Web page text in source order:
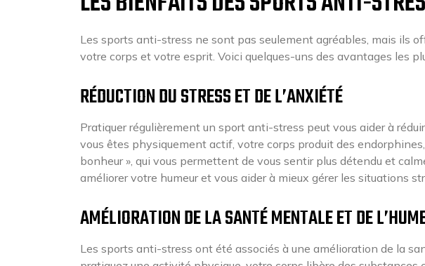
Les sports anti-stress ne sont pas seulement agréables, mais ils
votre corps et votre esprit. Voici quelques-uns des avantages les
RÉDUCTION DU STRESS ET DE L’ANXIÉTÉ
Pratiquer régulièrement un sport anti-stress peut vous aider à
vous êtes physiquement actif, votre corps produit des
bonheur », qui vous permettent de vous sentir plus détendu et
améliorer votre humeur et vous aider à mieux gérer les situations
AMÉLIORATION DE LA SANTÉ MENTALE ET DE
Les sports anti-stress ont été associés à une amélioration de la